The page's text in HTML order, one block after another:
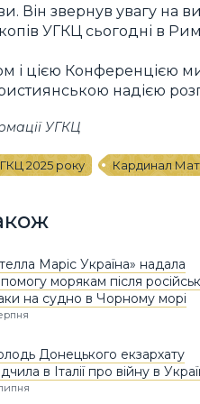
Він звернув увагу на
УГКЦ сьогодні в
і цією Конференцією
надією
УГКЦ
2025 року Кардинал
Маріс Україна» надала
морякам після
на судно в Чорному морі
Донецького екзархату
в Італії про війну в